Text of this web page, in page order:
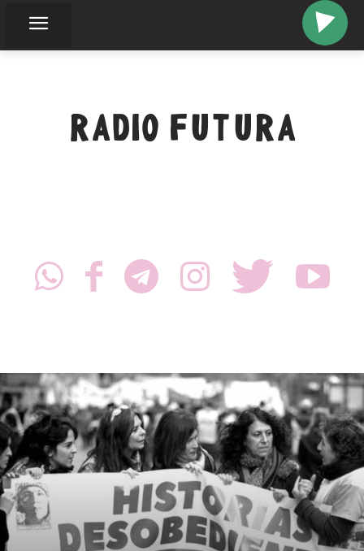
RADIO FUTURA